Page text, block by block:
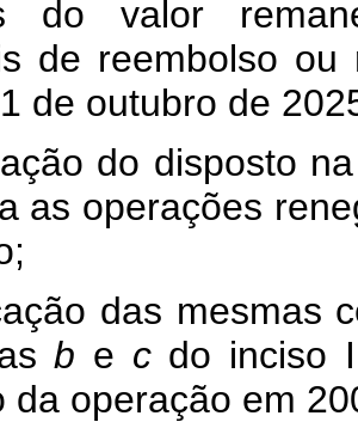
do valor
de reembolso
de outubro de
do disposto
as operações
das mesmas
b e c do inciso
da operação em